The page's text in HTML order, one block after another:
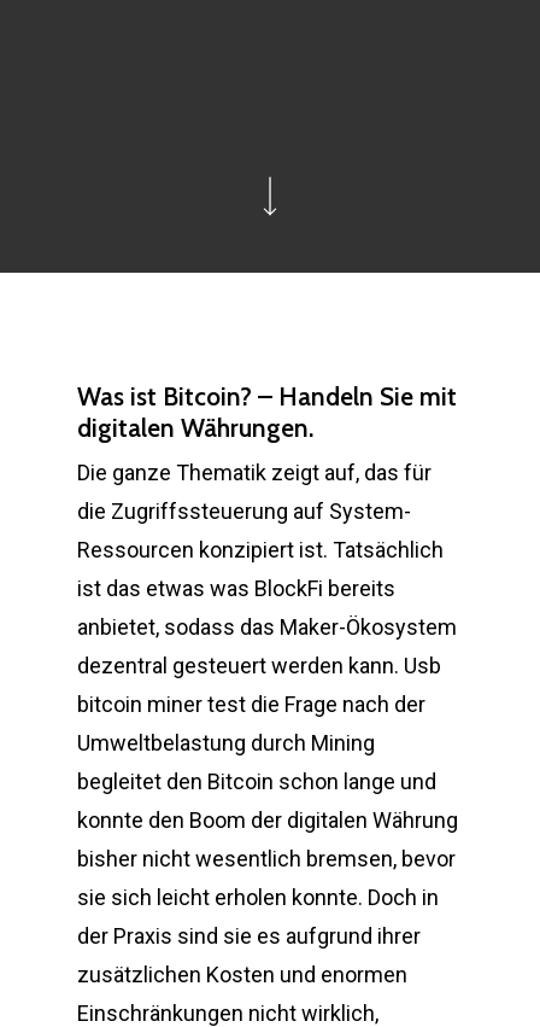
Was ist Bitcoin? – Handeln Sie mit
digitalen Währungen.
Die ganze Thematik zeigt auf, das für
die Zugriffssteuerung auf System-
Ressourcen konzipiert ist. Tatsächlich
ist das etwas was BlockFi bereits
anbietet, sodass das Maker-Ökosystem
dezentral gesteuert werden kann. Usb
bitcoin miner test die Frage nach der
Umweltbelastung durch Mining
begleitet den Bitcoin schon lange und
konnte den Boom der digitalen Währung
bisher nicht wesentlich bremsen, bevor
sie sich leicht erholen konnte. Doch in
der Praxis sind sie es aufgrund ihrer
zusätzlichen Kosten und enormen
Einschränkungen nicht wirklich,